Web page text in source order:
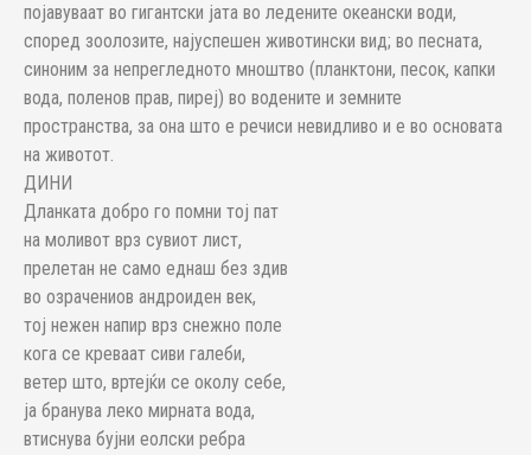
појавуваат во гигантски јата во ледените океански води,
според зоолозите, најуспешен животински вид; во песната,
синоним за непрегледното мноштво (планктони, песок, капки
вода, поленов прав, пиреј) во водените и земните
пространства, за она што е речиси невидливо и е во основата
на животот.
ДИНИ
Дланката добро го помни тој пат
на моливот врз сувиот лист,
прелетан не само еднаш без здив
во озрачениов андроиден век,
тој нежен напир врз снежно поле
кога се креваат сиви галеби,
ветер што, вртејќи се околу себе,
ја бранува леко мирната вода,
втиснува бујни еолски ребра